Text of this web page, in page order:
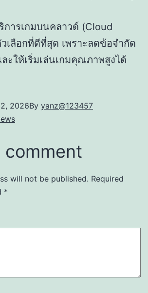
ารเกมบนคลาวด์ (Cloud
เลือกที่ดีที่สุด เพราะลดข้อจำกัด
ะให้เริ่มเล่นเกมคุณภาพสูงได้
2026By yanz@123457
comment
will not be published. Required
*